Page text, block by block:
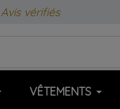
Avis vérifiés
VÊTEMENTS